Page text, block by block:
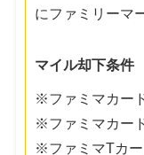
にファミリーマ
マイル却下条件
※ファミマカー
※ファミマカー
※ファミマTカ